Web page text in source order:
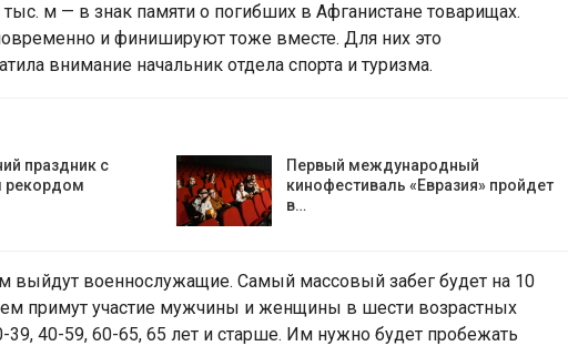
м — в знак памяти о погибших в Афганистане товарищах.
и финишируют тоже вместе. Для них это
внимание начальник отдела спорта и туризма.
праздник с
рекордом
Первый международный
кинофестиваль «Евразия» пройдет
в…
выйдут военнослужащие. Самый массовый забег будет на 10
примут участие мужчины и женщины в шести возрастных
39, 40-59, 60-65, 65 лет и старше. Им нужно будет пробежать